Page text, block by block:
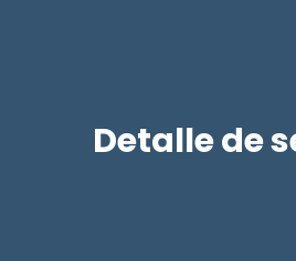
Detalle de